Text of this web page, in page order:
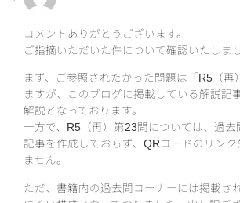
コメントありがとうございます。
ご指摘いただいた件について確認いたしま
まず、ご参照されたかった問題は「R5（再
ますが、このブログに掲載している解説記
解説となっております。
一方で、R5（再）第23問については、過去
記事を作成しておらず、QRコードのリンク
ません。
ただ、書籍内の過去問コーナーには掲載さ